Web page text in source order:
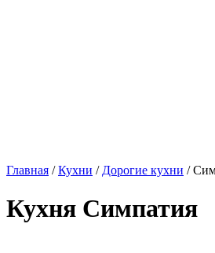
Главная /Кухни / Дорогие кухни /
Кухня Симпатия